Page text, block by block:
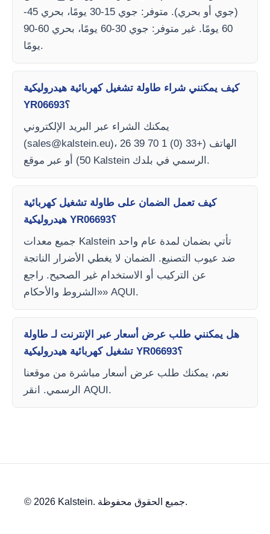
(جوي أو بحري). متوفر: جوي 15-30 يومًا، بحري 45-
60 يومًا. غير متوفر: جوي 30-60 يومًا، بحري 60-90
يومًا.
كيف يمكنني شراء طاولة تشغيل كهربائية هيدروليكية
YR06693؟
يمكنك الشراء عبر البريد الإلكتروني
(sales@kalstein.eu)، الهاتف (+33 (0) 1 70 39 26
50) أو عبر موقع Kalstein الرسمي في بلدك.
كيف تعمل الضمان على طاولة تشغيل كهربائية
هيدروليكية YR06693؟
جميع معدات Kalstein تأتي بضمان لمدة عام واحد
ضد عيوب التصنيع. الضمان لا يغطي الأضرار الناتجة
عن التركيب أو الاستخدام غير الصحيح. راجع
«الشروط والأحكام» AQUI.
هل يمكنني طلب عرض أسعار عبر الإنترنت لـ طاولة
تشغيل كهربائية هيدروليكية YR06693؟
نعم، يمكنك طلب عرض أسعار مباشرة من موقعنا
الرسمي. انقر AQUI.
© 2026 Kalstein. جميع الحقوق محفوظة.